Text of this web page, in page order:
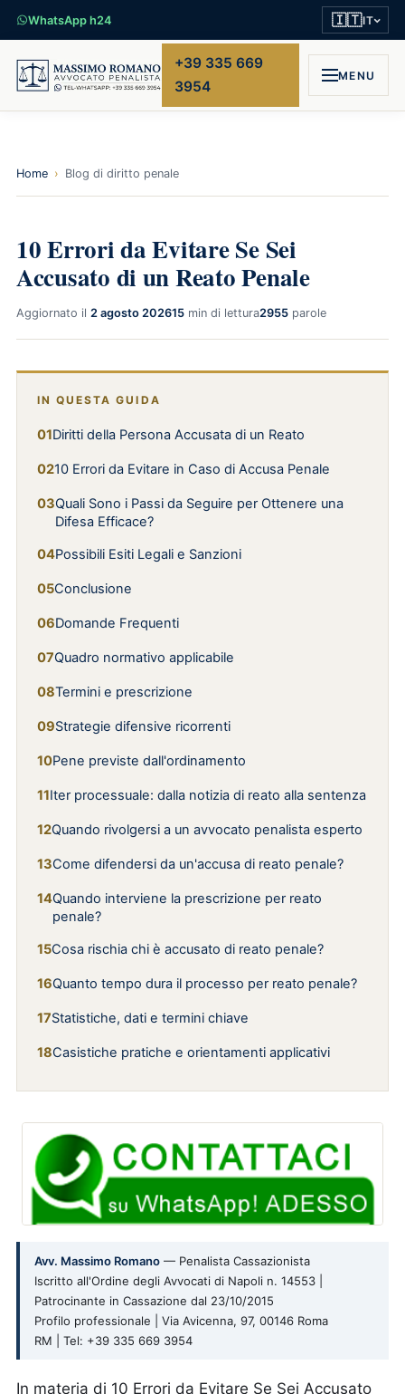
WhatsApp h24 🇮🇹IT
+39 335 669
3954
MENU
Home › Blog di diritto penale
10 Errori da Evitare Se Sei
Accusato di un Reato Penale
Aggiornato il 2 agosto 202615 min di lettura2955 parole
IN QUESTA GUIDA
Diritti della Persona Accusata di un Reato
10 Errori da Evitare in Caso di Accusa Penale
Quali Sono i Passi da Seguire per Ottenere una
Difesa Efficace?
Possibili Esiti Legali e Sanzioni
Conclusione
Domande Frequenti
Quadro normativo applicabile
Termini e prescrizione
Strategie difensive ricorrenti
Pene previste dall'ordinamento
Iter processuale: dalla notizia di reato alla sentenza
Quando rivolgersi a un avvocato penalista esperto
Come difendersi da un'accusa di reato penale?
Quando interviene la prescrizione per reato
penale?
Cosa rischia chi è accusato di reato penale?
Quanto tempo dura il processo per reato penale?
Statistiche, dati e termini chiave
Casistiche pratiche e orientamenti applicativi
Avv. Massimo Romano — Penalista Cassazionista
Iscritto all'Ordine degli Avvocati di Napoli n. 14553 |
Patrocinante in Cassazione dal 23/10/2015
Profilo professionale | Via Avicenna, 97, 00146 Roma
RM | Tel: +39 335 669 3954
In materia di 10 Errori da Evitare Se Sei Accusato